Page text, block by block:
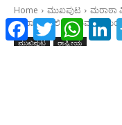
Facebook
Twitter